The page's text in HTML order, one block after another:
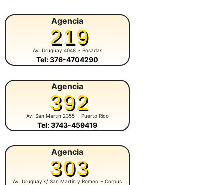
Agencia
219
Av. Uruguay 4048 - Posadas
Tel: 376-4704290
Agencia
392
Av. San Martín 2355 - Puerto Rico
Tel: 3743-459419
Agencia
303
Av. Uruguay s/ San Martín y Romeo - Corpus